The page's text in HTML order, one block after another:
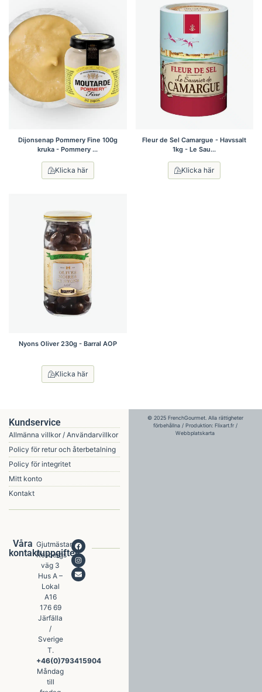
Dijonsenap Pommery Fine 100g
kruka - Pommery ...
Klicka här
Fleur de Sel Camargue - Havssalt
1kg - Le Sau...
Klicka här
Nyons Oliver 230g - Barral AOP
Klicka här
Kundservice
Allmänna villkor / Användarvillkor
Policy för retur och återbetalning
Policy för integritet
Mitt konto
Kontakt
Våra
kontaktuppgifter
Gjutmästare
Rosbergs
väg 3
Hus A –
Lokal
A16
176 69
Järfälla
/
Sverige
T.
+46(0)793415904
Måndag
till
© 2025 FrenchGourmet. Alla rättigheter
förbehållna / Produktion: Flixart.fr/
Webbplatskarta